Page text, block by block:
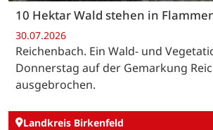
10 Hektar Wald stehen in
30.07.2026
Reichenbach. Ein Wald- und
Donnerstag auf der Gemarkung
ausgebrochen.
Landkreis Birkenfeld